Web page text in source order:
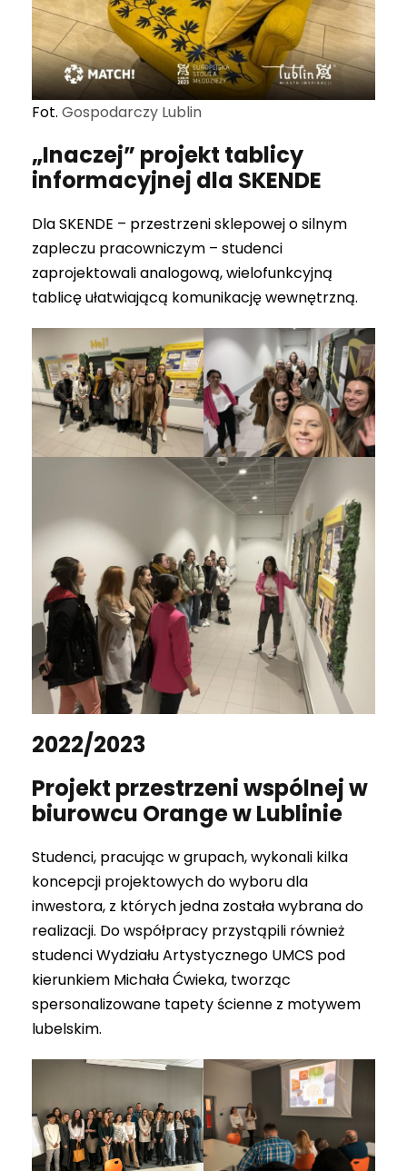
Fot. Gospodarczy Lublin
„Inaczej” projekt tablicy
informacyjnej dla SKENDE
Dla SKENDE – przestrzeni sklepowej o silnym
zapleczu pracowniczym – studenci
zaprojektowali analogową, wielofunkcyjną
tablicę ułatwiającą komunikację wewnętrzną.
2022/2023
Projekt przestrzeni wspólnej w
biurowcu Orange w Lublinie
Studenci, pracując w grupach, wykonali kilka
koncepcji projektowych do wyboru dla
inwestora, z których jedna została wybrana do
realizacji. Do współpracy przystąpili również
studenci Wydziału Artystycznego UMCS pod
kierunkiem Michała Ćwieka, tworząc
spersonalizowane tapety ścienne z motywem
lubelskim.